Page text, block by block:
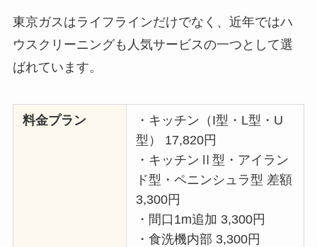
東京ガスはライフラインだけでなく、近年ではハ
ウスクリーニングも人気サービスの一つとして選
ばれています。
料金プラン
・キッチン（I型・L型・U
型） 17,820円
・キッチンⅡ型・アイラン
ド型・ペニンシュラ型 差額
3,300円
・間口1m追加 3,300円
・食洗機内部 3,300円